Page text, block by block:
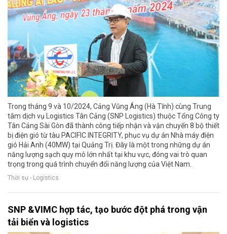
Trong tháng 9 và 10/2024, Cảng Vũng Áng (Hà Tĩnh) cùng Trung
tâm dịch vụ Logistics Tân Cảng (SNP Logistics) thuộc Tổng Công ty
Tân Cảng Sài Gòn đã thành công tiếp nhận và vận chuyển 8 bộ thiết
bị điện gió từ tàu PACIFIC INTEGRITY, phục vụ dự án Nhà máy điện
gió Hải Anh (40MW) tại Quảng Trị. Đây là một trong những dự án
năng lượng sạch quy mô lớn nhất tại khu vực, đóng vai trò quan
trọng trong quá trình chuyển đổi năng lượng của Việt Nam.
Thời sự - Logistics
SNP &VIMC hợp tác, tạo bước đột phá trong vận
tải biển và logistics